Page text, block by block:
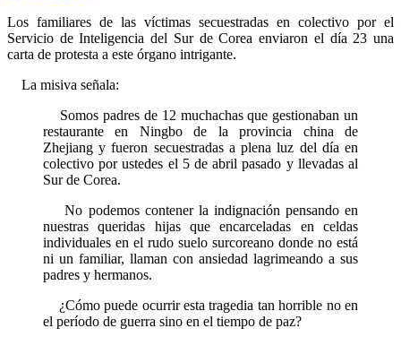
Los familiares de las víctimas secuestradas en colectivo por el
Servicio de Inteligencia del Sur de Corea enviaron el día 23 una
carta de protesta a este órgano intrigante.
La misiva señala:
Somos padres de 12 muchachas que gestionaban un
restaurante en Ningbo de la provincia china de
Zhejiang y fueron secuestradas a plena luz del día en
colectivo por ustedes el 5 de abril pasado y llevadas al
Sur de Corea.
No podemos contener la indignación pensando en
nuestras queridas hijas que encarceladas en celdas
individuales en el rudo suelo surcoreano donde no está
ni un familiar, llaman con ansiedad lagrimeando a sus
padres y hermanos.
¿Cómo puede ocurrir esta tragedia tan horrible no en
el período de guerra sino en el tiempo de paz?